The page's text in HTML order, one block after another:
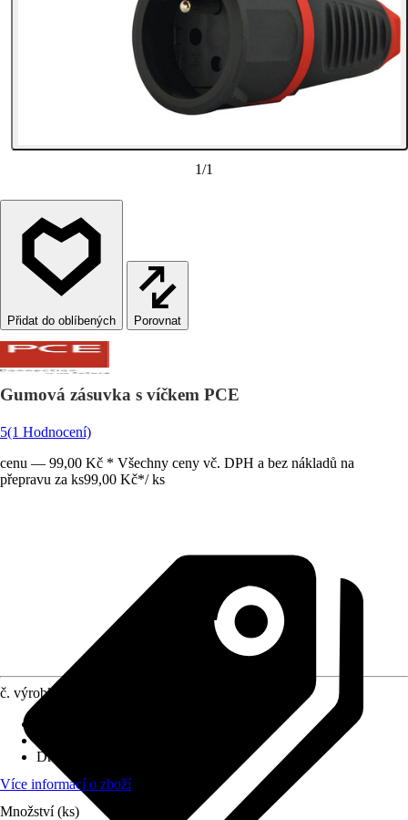
1/1
Porovnat
Gumová zásuvka s víčkem PCE
5(1 Hodnocení)
cenu — 99,00 Kč * Všechny ceny vč. DPH a bez nákladů na
přepravu za ks99,00 Kč*/ ks
č. výrobku
Druh ochrany
Více informací o zboží
Množství (ks)